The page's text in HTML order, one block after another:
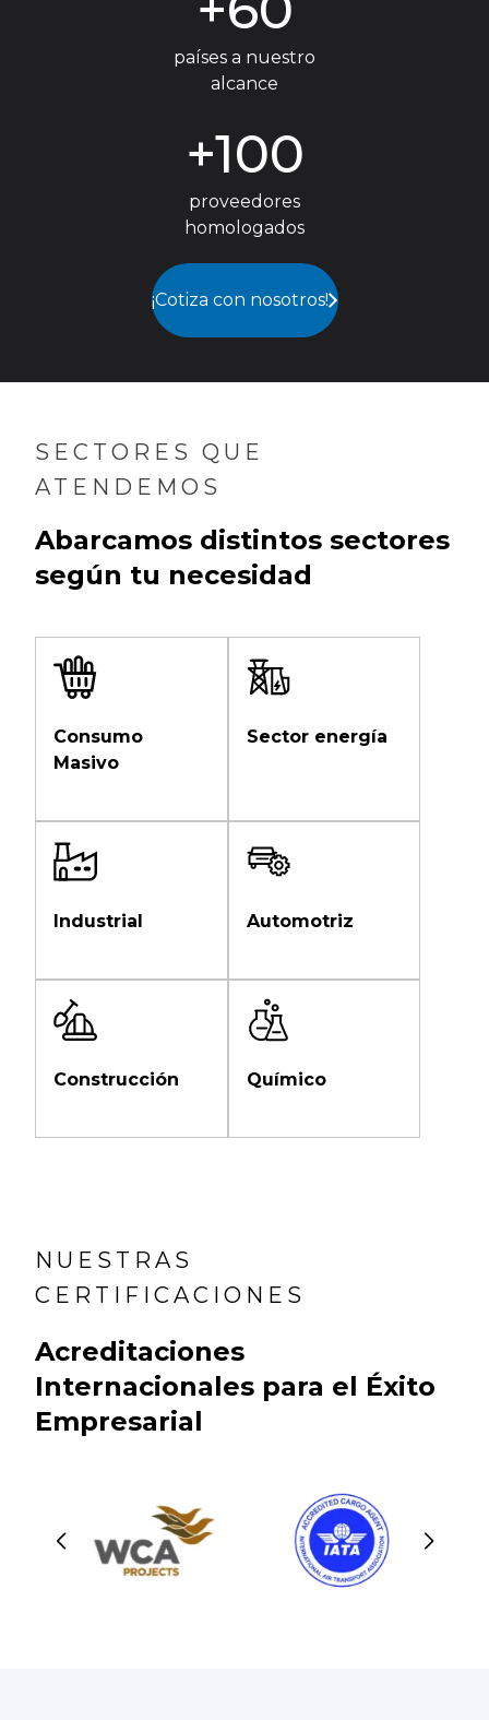
países a nuestro
alcance
+100
proveedores
homologados
¡Cotiza con nosotros!
SECTORES QUE
ATENDEMOS
Abarcamos distintos sectores
según tu necesidad
Consumo
Masivo
Sector energía
Industrial Automotriz
Construcción Químico
NUESTRAS
CERTIFICACIONES
Acreditaciones
Internacionales para el Éxito
Empresarial